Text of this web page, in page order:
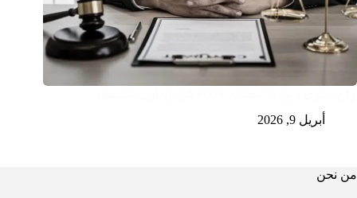
أبريل 9, 2026
من نحن